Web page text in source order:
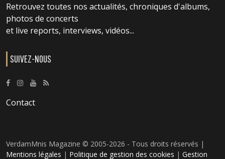
Retrouvez toutes nos actualités, chroniques d'albums,
photos de concerts
et live reports, interviews, vidéos...
SUIVEZ-NOUS
Contact
VerdamMnis Magazine © 2005-2026 - Tous droits réservés |
Mentions légales | Politique de gestion des cookies | Gestion